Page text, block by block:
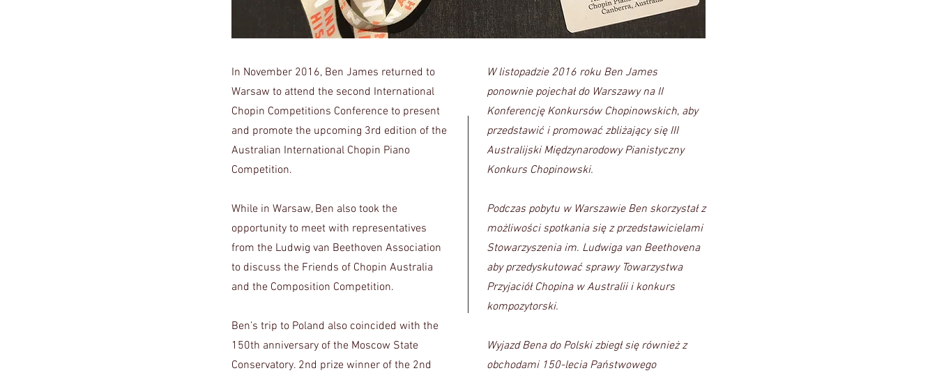
In November 2016, Ben James returned to
Warsaw to attend the second International
Chopin Competitions Conference to present
and promote the upcoming 3rd edition of the
Australian International Chopin Piano
Competition.
While in Warsaw, Ben also took the
opportunity to meet with representatives
from the Ludwig van Beethoven Association
to discuss the Friends of Chopin Australia
and the Composition Competition.
Ben’s trip to Poland also coincided with the
150th anniversary of the Moscow State
Conservatory. 2nd prize winner of the 2nd
W listopadzie 2016 roku Ben James
ponownie pojechał do Warszawy na II
Konferencję Konkursów Chopinowskich, aby
przedstawić i promować zbliżający się III
Australijski Międzynarodowy Pianistyczny
Konkurs Chopinowski.
Podczas pobytu w Warszawie Ben skorzystał z
możliwości spotkania się z przedstawicielami
Stowarzyszenia im. Ludwiga van Beethovena
aby przedyskutować sprawy Towarzystwa
Przyjaciół Chopina w Australii i konkurs
kompozytorski.
Wyjazd Bena do Polski zbiegł się również z
obchodami 150-lecia Państwowego